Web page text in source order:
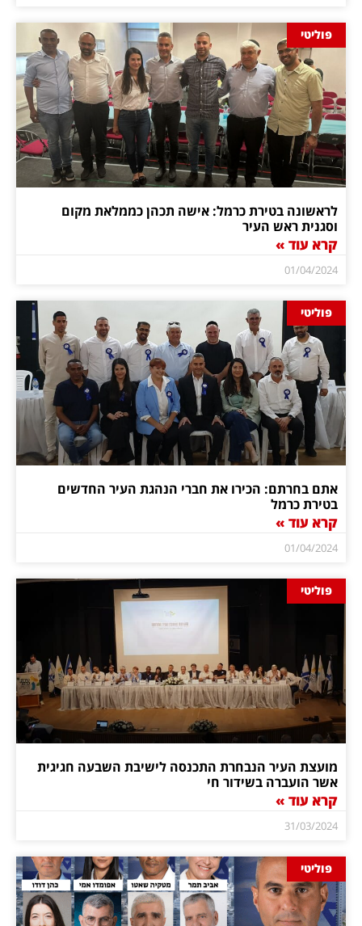
פוליטי
לראשונה בטירת כרמל: אישה תכהן כממלאת מקום
וסגנית ראש העיר
קרא עוד »
01/04/2024
פוליטי
אתם בחרתם: הכירו את חברי הנהגת העיר החדשים
בטירת כרמל
קרא עוד »
01/04/2024
פוליטי
מועצת העיר הנבחרת התכנסה לישיבת השבעה חגיגית
אשר הועברה בשידור חי
קרא עוד »
31/03/2024
פוליטי